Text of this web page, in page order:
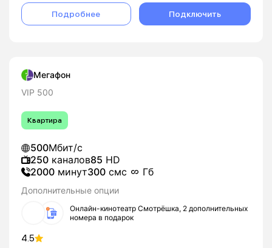
Подробнее Подключить
Мегафон
VIP 500
Квартира
500Мбит/с
250 каналов85 HD
2000 минут300 смс Гб
Дополнительные опции
Онлайн-кинотеатр Смотрёшка, 2 дополнительных
номера в подарок
4.5